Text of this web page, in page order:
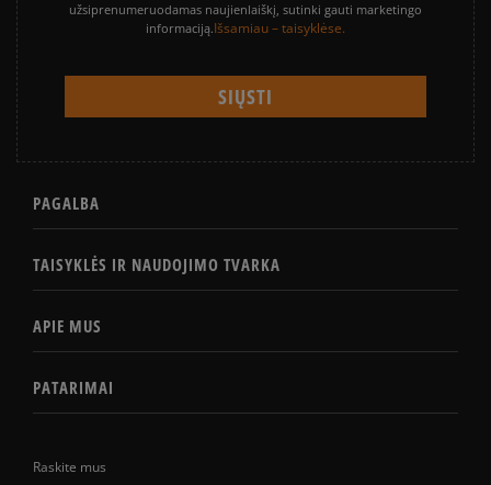
Raskite mus
užsiprenumeruodamas naujienlaiškį, sutinki gauti marketingo
informaciją.Išsamiau – taisyklėse.
PAGALBA
TAISYKLĖS IR NAUDOJIMO TVARKA
APIE MUS
PATARIMAI